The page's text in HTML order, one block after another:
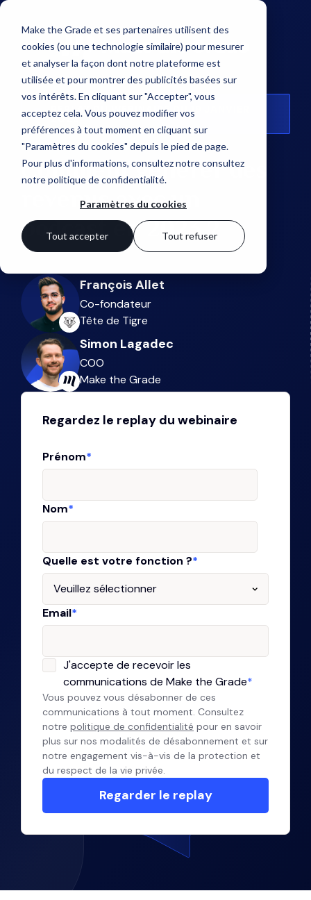
Make the Grade et ses partenaires utilisent des
cookies (ou une technologie similaire) pour mesurer
et analyser la façon dont notre plateforme est
utilisée et pour montrer des publicités basées sur
vos intérêts. En cliquant sur "Accepter", vous
acceptez cela. Vous pouvez modifier vos
préférences à tout moment en cliquant sur
"Paramètres du cookies" depuis le pied de page.
Pour plus d'informations, consultez notreconsultez
notre politique de confidentialité.
Paramètres du cookies
Tout accepter Tout refuser
REPLAY DU WEBINAIRE DU 19 JANVIER
2023
Comment générer des
revenus avec un
podcast en 2023 ?
François Allet
Co-fondateur
Tête de Tigre
Simon Lagadec
COO
Make the Grade
Regardez le replay du webinaire
Prénom*
Nom*
Quelle est votre fonction ?*
Email*
J'accepte de recevoir les
communications de Make the Grade*
Vous pouvez vous désabonner de ces
communications à tout moment. Consultez
notre politique de confidentialité pour en savoir
plus sur nos modalités de désabonnement et sur
notre engagement vis-à-vis de la protection et
du respect de la vie privée.